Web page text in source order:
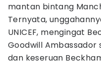
mantan bintang
Ternyata,
UNICEF, mengingat
Goodwill
dan keseruan